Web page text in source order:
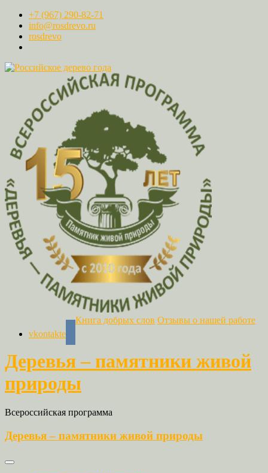
+7 (967) 290-82-71
info@rosdrevo.ru
rosdrevo
vkontakte
Книга добрых слов Отзывы о нашей работе
Деревья – памятники живой
природы
Всероссийская программа
Деревья – памятники живой природы